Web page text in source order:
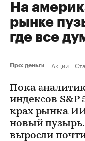
На
рынке
где все
Про: деньги Акции
Пока
индексов S&P
крах рынка
новый
выросли